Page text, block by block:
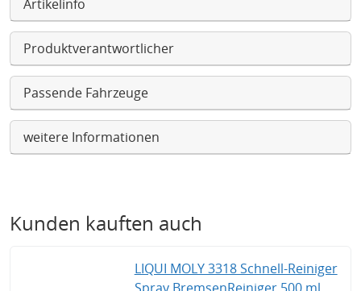
Artikelinfo
Produktverantwortlicher
Passende Fahrzeuge
weitere Informationen
Kunden kauften auch
LIQUI MOLY 3318 Schnell-Reiniger